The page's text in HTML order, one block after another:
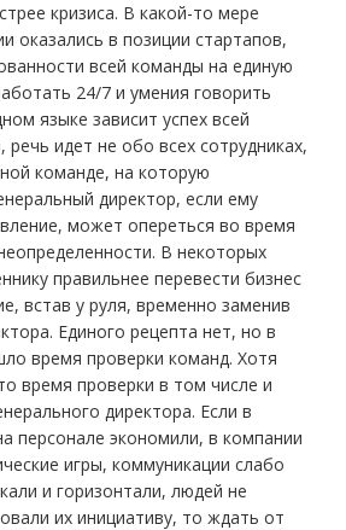
кризиса. В какой-то мере
оказались в позиции стартапов,
всей команды на единую
24/7 и умения говорить
языке зависит успех всей
идет не обо всех сотрудниках,
команде, на которую
директор, если ему
может опереться во время
В некоторых
правильнее перевести бизнес
встав у руля, временно заменив
Единого рецепта нет, но в
время проверки команд. Хотя
время проверки в том числе и
директора. Если в
персонале экономили, в компании
игры, коммуникации слабо
и горизонтали, людей не
их инициативу, то ждать от